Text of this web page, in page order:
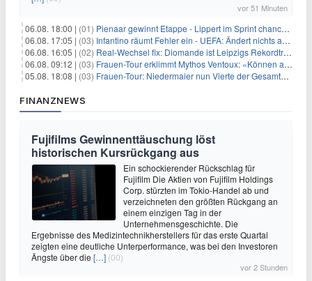
vor 51 Minuten
06.08. 18:00 | (01) Pienaar gewinnt Etappe - Lippert im Sprint chancenlos
06.08. 17:05 | (03) Infantino räumt Fehler ein - UEFA: Ändert nichts an Boykott
06.08. 16:05 | (02) Real-Wechsel fix: Diomande ist Leipzigs Rekordtransfer
06.08. 09:12 | (03) Frauen-Tour erklimmt Mythos Ventoux: «Können alles schaffen»
05.08. 18:08 | (03) Frauen-Tour: Niedermaier nun Vierte der Gesamtwertung
FINANZNEWS
Fujifilms Gewinnenttäuschung löst
historischen Kursrückgang aus
Ein schockierender Rückschlag für
Fujifilm Die Aktien von Fujifilm Holdings
Corp. stürzten im Tokio-Handel ab und
verzeichneten den größten Rückgang an
einem einzigen Tag in der
Unternehmensgeschichte. Die
Ergebnisse des Medizintechnikherstellers für das erste Quartal
zeigten eine deutliche Unterperformance, was bei den Investoren
Ängste über die […] (00)
vor 2 Stunden